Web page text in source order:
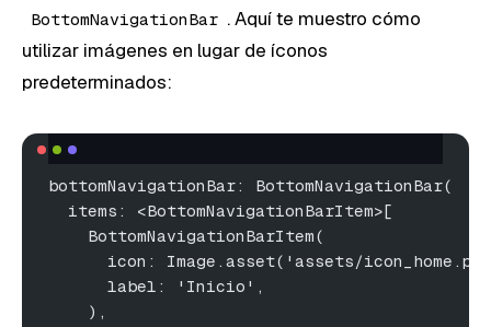
BottomNavigationBar . Aquí te muestro cómo
utilizar imágenes en lugar de íconos
predeterminados:
bottomNavigationBar: BottomNavigationBar(
  items: <BottomNavigationBarItem>[
    BottomNavigationBarItem(
icon: Image.asset('assets/
      label: 'Inicio',
    ),